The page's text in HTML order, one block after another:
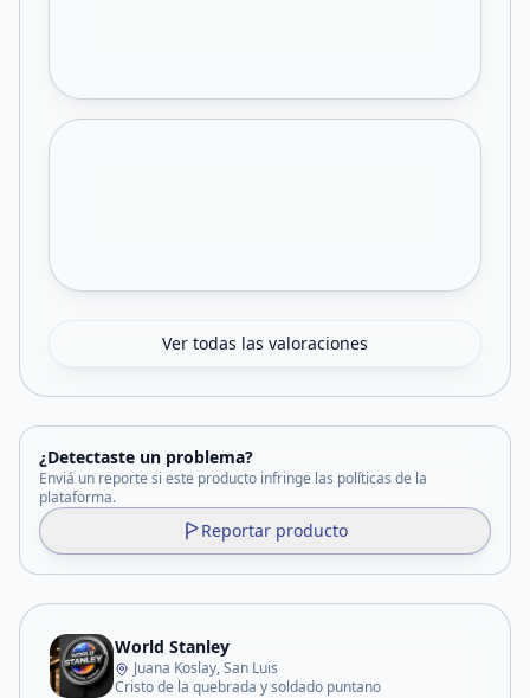
Ver todas las valoraciones
¿Detectaste un problema?
Enviá un reporte si este producto infringe las políticas de la
plataforma.
Reportar producto
World Stanley
Juana Koslay, San Luis
Cristo de la quebrada y soldado puntano